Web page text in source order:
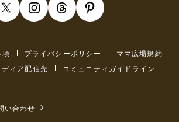
項 プライバシーポリシー
ママ広場規約
ディア配信先 コミュニティガイドライン
い合わせ